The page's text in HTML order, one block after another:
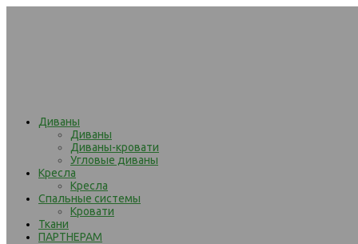
Диваны
Диваны
Диваны-кровати
Угловые диваны
Кресла
Кресла
Спальные системы
Кровати
Ткани
ПАРТНЕРАМ